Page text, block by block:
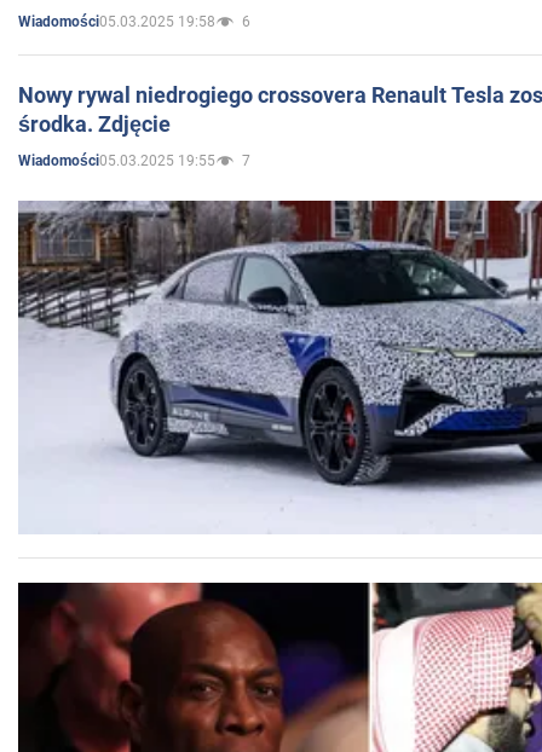
Wiadomości05.03.2025 19:58 6
Nowy rywal niedrogiego crossovera Renault Tesla
środka. Zdjęcie
Wiadomości05.03.2025 19:55 7